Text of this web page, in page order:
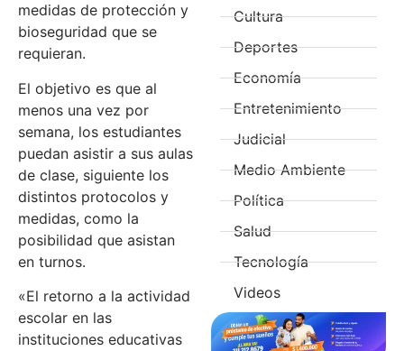
medidas de protección y
bioseguridad que se
requieran.
El objetivo es que al
menos una vez por
semana, los estudiantes
puedan asistir a sus aulas
de clase, siguiente los
distintos protocolos y
medidas, como la
posibilidad que asistan
en turnos.
«El retorno a la actividad
escolar en las
instituciones educativas
Cultura
Deportes
Economía
Entretenimiento
Judicial
Medio Ambiente
Política
Salud
Tecnología
Videos